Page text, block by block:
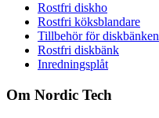
Rostfri diskho
Rostfri köksblandare
Tillbehör för diskbänken
Rostfri diskbänk
Inredningsplåt
Om Nordic Tech